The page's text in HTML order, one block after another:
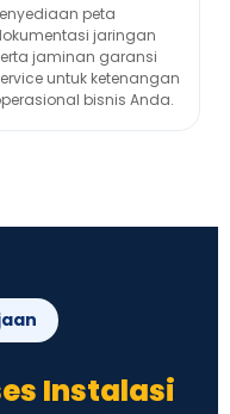
peta
jaringan
jaminan garansi
untuk ketenangan
bisnis Anda.
Instalasi